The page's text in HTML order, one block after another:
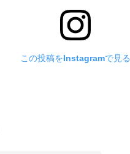
この投稿をInstagramで見る